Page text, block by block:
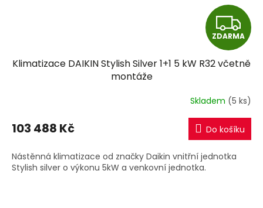
Z
D
A
R
M
A
ZDARMA
Klimatizace DAIKIN Stylish Silver 1+1 5 kW R32 včetně
montáže
Skladem (5 ks)
103 488 Kč Do košíku
Nástěnná klimatizace od značky Daikin vnitřní jednotka
Stylish silver o výkonu 5kW a venkovní jednotka.